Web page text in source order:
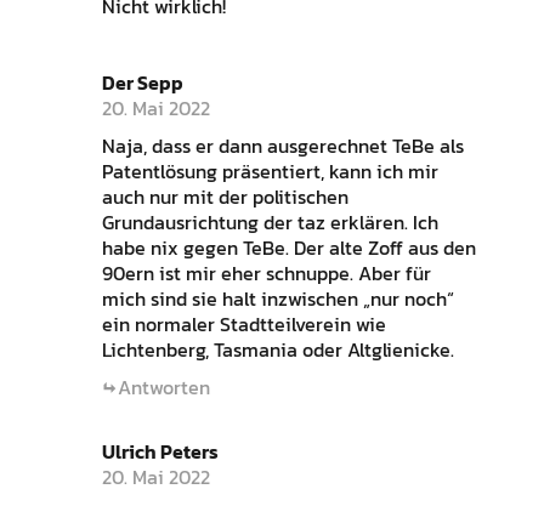
Nicht wirklich!
Der Sepp
20. Mai 2022
Naja, dass er dann ausgerechnet TeBe als
Patentlösung präsentiert, kann ich mir
auch nur mit der politischen
Grundausrichtung der taz erklären. Ich
habe nix gegen TeBe. Der alte Zoff aus den
90ern ist mir eher schnuppe. Aber für
mich sind sie halt inzwischen „nur noch“
ein normaler Stadtteilverein wie
Lichtenberg, Tasmania oder Altglienicke.
Antworten
Ulrich Peters
20. Mai 2022